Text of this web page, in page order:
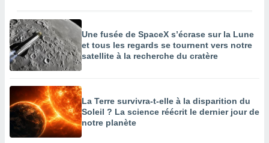
Une fusée de SpaceX s’écrase sur la Lune
et tous les regards se tournent vers notre
satellite à la recherche du cratère
La Terre survivra-t-elle à la disparition du
Soleil ? La science réécrit le dernier jour de
notre planète